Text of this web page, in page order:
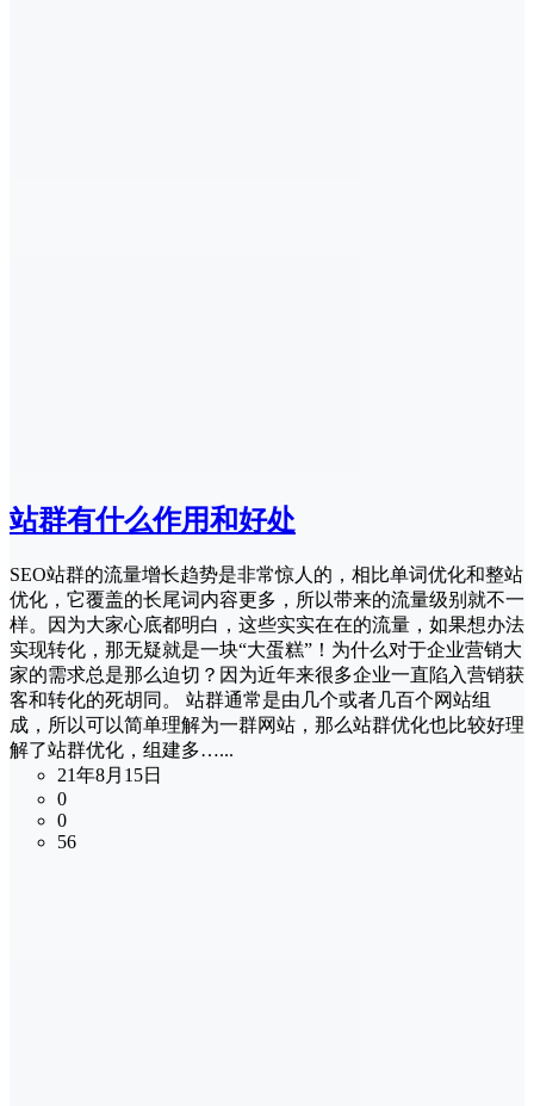
站群有什么作用和好处
SEO站群的流量增长趋势是非常惊人的，相比单词优化和整站
优化，它覆盖的长尾词内容更多，所以带来的流量级别就不一
样。因为大家心底都明白，这些实实在在的流量，如果想办法
实现转化，那无疑就是一块“大蛋糕”！为什么对于企业营销大
家的需求总是那么迫切？因为近年来很多企业一直陷入营销获
客和转化的死胡同。 站群通常是由几个或者几百个网站组
成，所以可以简单理解为一群网站，那么站群优化也比较好理
解了站群优化，组建多…...
21年8月15日
0
0
56